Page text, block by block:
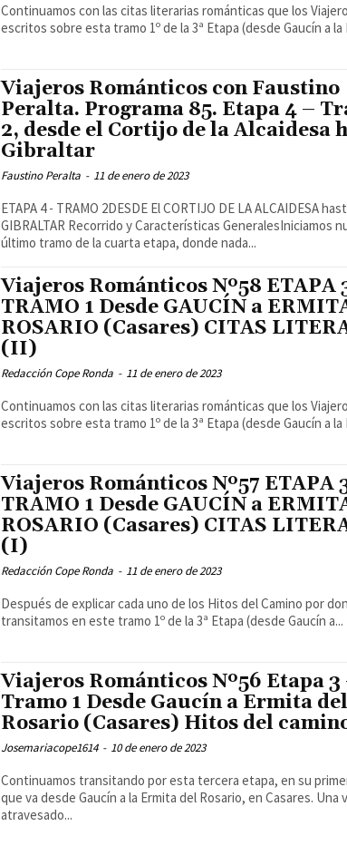
Continuamos con las citas literarias románticas que los
escritos sobre esta tramo 1º de la 3ª Etapa (desde Gaucín a la
Viajeros Románticos con Faustino
Peralta. Programa 85. Etapa 4 –
2, desde el Cortijo de la Alcaidesa
Gibraltar
Faustino Peralta - 11 de enero de 2023
ETAPA 4 - TRAMO 2DESDE El CORTIJO DE LA ALCAIDESA
GIBRALTAR Recorrido y Características GeneralesIniciamos nuestro
último tramo de la cuarta etapa, donde nada...
Viajeros Románticos Nº58 ETAPA
TRAMO 1 Desde GAUCÍN a
ROSARIO (Casares) CITAS
(II)
Redacción Cope Ronda - 11 de enero de 2023
Continuamos con las citas literarias románticas que los
escritos sobre esta tramo 1º de la 3ª Etapa (desde Gaucín a la
Viajeros Románticos Nº57 ETAPA
TRAMO 1 Desde GAUCÍN a
ROSARIO (Casares) CITAS
(I)
Redacción Cope Ronda - 11 de enero de 2023
Después de explicar cada uno de los Hitos del Camino por
transitamos en este tramo 1º de la 3ª Etapa (desde Gaucín a...
Viajeros Románticos Nº56 Etapa 3
Tramo 1 Desde Gaucín a Ermita del
Rosario (Casares) Hitos del
Josemariacope1614 - 10 de enero de 2023
Continuamos transitando por esta tercera etapa, en su
que va desde Gaucín a la Ermita del Rosario, en Casares. Una
atravesado...